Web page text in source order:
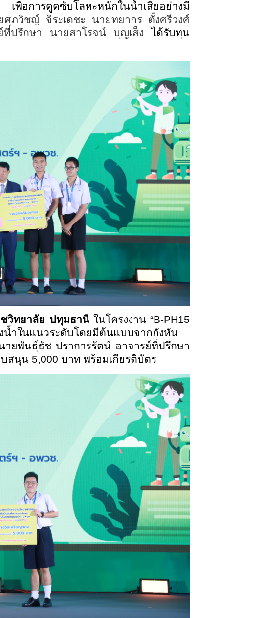
อการดูดซับโลหะหนักในน้ำเสียอย่างมี
ภวิชญ์ จิระเดชะ นายทยากร ตั้งศรีวงศ์
ที่ปรึกษา นายสาโรจน์ บุญเส็งได้รับทุน
ชวิทยาลัย ปทุมธานีในโครงงาน “B-PH15
น้ำในแนวระดับโดยมีต้นแบบจากกังหัน
ายพันธุ์ธัช ปราการรัตน์ อาจารย์ที่ปรึกษา
บสนุน 5,000 บาท พร้อมเกียรติบัตร